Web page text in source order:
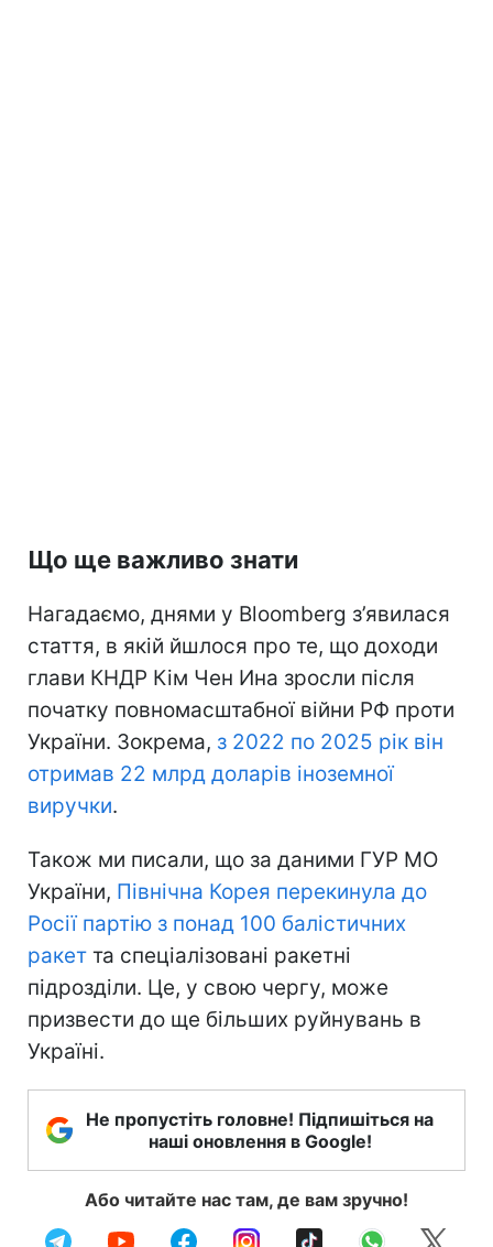
Що ще важливо знати
Нагадаємо, днями у Bloomberg з’явилася
стаття, в якій йшлося про те, що доходи
глави КНДР Кім Чен Ина зросли після
початку повномасштабної війни РФ проти
України. Зокрема, з 2022 по 2025 рік він
отримав 22 млрд доларів іноземної
виручки.
Також ми писали, що за даними ГУР МО
України, Північна Корея перекинула до
Росії партію з понад 100 балістичних
ракет та спеціалізовані ракетні
підрозділи. Це, у свою чергу, може
призвести до ще більших руйнувань в
Україні.
Не пропустіть головне! Підпишіться на
наші оновлення в Google!
Або читайте нас там, де вам зручно!